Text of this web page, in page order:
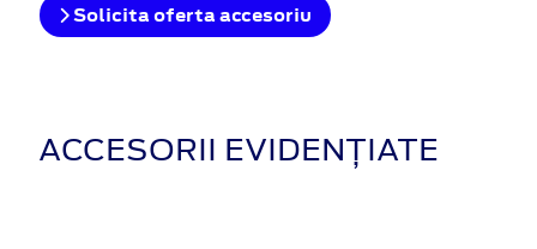
Solicita oferta accesoriu
ACCESORII EVIDENȚIATE